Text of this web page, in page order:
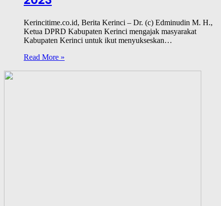
Kerincitime.co.id, Berita Kerinci – Dr. (c) Edminudin M. H.,
Ketua DPRD Kabupaten Kerinci mengajak masyarakat
Kabupaten Kerinci untuk ikut menyukseskan…
Read More »